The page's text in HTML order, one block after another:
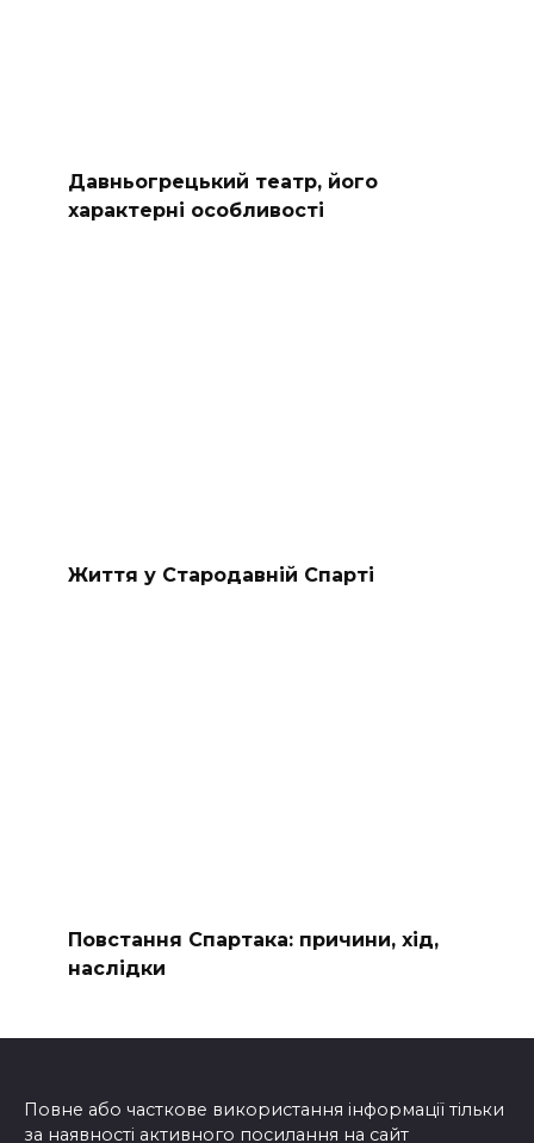
Давньогрецький театр, його
характерні особливості
Життя у Стародавній Спарті
Повстання Спартака: причини, хід,
наслідки
Повне або часткове використання інформації тільки
за наявності активного посилання на сайт